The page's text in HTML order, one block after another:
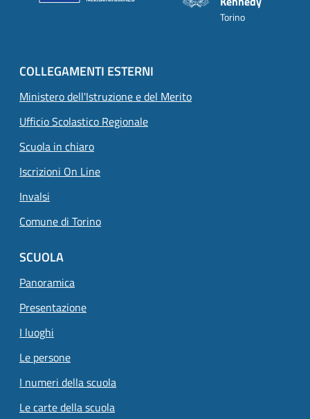
Torino
COLLEGAMENTI ESTERNI
Ministero dell'Istruzione e del Merito
Ufficio Scolastico Regionale
Scuola in chiaro
Iscrizioni On Line
Invalsi
Comune di Torino
SCUOLA
Panoramica
Presentazione
I luoghi
Le persone
I numeri della scuola
Le carte della scuola